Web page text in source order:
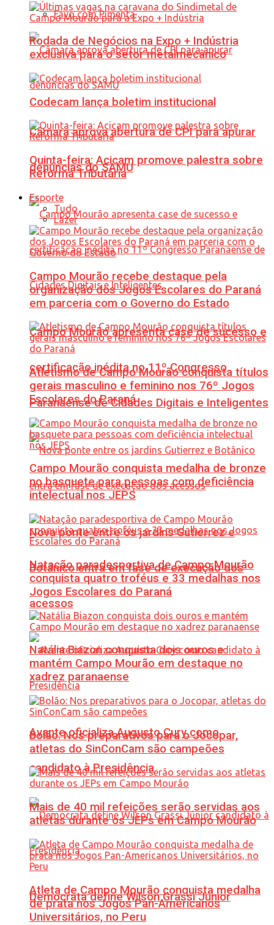
Favo com Pimenta
Câmara aprova abertura de CPI para apurar
denúncias do SAMU
Campo Mourão apresenta case de sucesso e
certificação inédita no 11º Congresso
Paranaense de Cidades Digitais e Inteligentes
Nova ponte entre os jardins Gutierrez e
Botânico entra em fase de execução dos
acessos
Avante oficializa Augusto Cury como
candidato à Presidência
Democrata define Wilson Grassi Júnior
Rodada de Negócios na Expo + Indústria
exclusiva para o setor metalmecânico
Codecam lança boletim institucional
Quinta-feira: Acicam promove palestra sobre
Reforma Tributária
Esporte
Tudo
Lazer
Campo Mourão recebe destaque pela
organização dos Jogos Escolares do Paraná
em parceria com o Governo do Estado
Atletismo de Campo Mourão conquista títulos
gerais masculino e feminino nos 76º Jogos
Escolares do Paraná
Campo Mourão conquista medalha de bronze
no basquete para pessoas com deficiência
intelectual nos JEPS
Natação paradesportiva de Campo Mourão
conquista quatro troféus e 33 medalhas nos
Jogos Escolares do Paraná
Natália Biazon conquista dois ouros e
mantém Campo Mourão em destaque no
xadrez paranaense
Bolão: Nos preparativos para o Jocopar,
atletas do SinConCam são campeões
Mais de 40 mil refeições serão servidas aos
atletas durante os JEPs em Campo Mourão
Atleta de Campo Mourão conquista medalha
de prata nos Jogos Pan-Americanos
Universitários, no Peru